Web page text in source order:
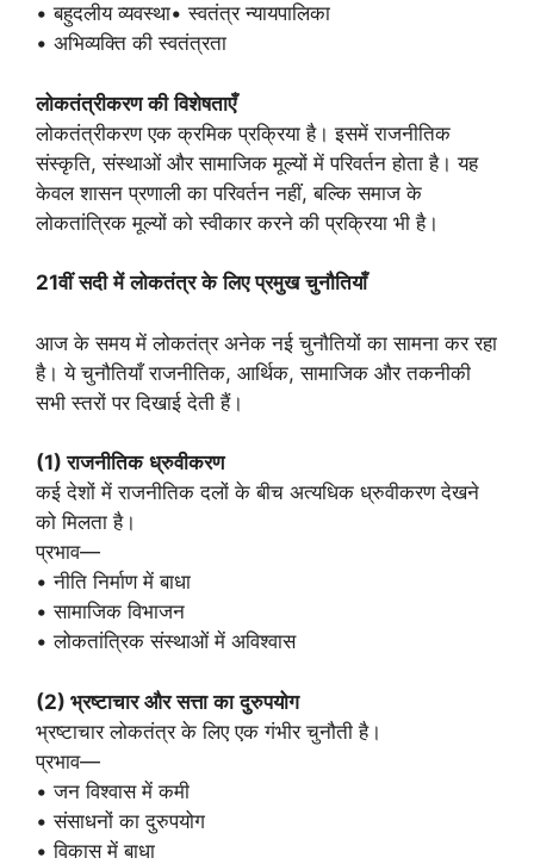
• बहुदलीय व्यवस्था• स्वतंत्र न्यायपालिका
• अभिव्यक्ति की स्वतंत्रता
लोकतंत्रीकरण की विशेषताएँ
लोकतंत्रीकरण एक क्रमिक प्रक्रिया है। इसमें राजनीतिक
संस्कृति, संस्थाओं और सामाजिक मूल्यों में परिवर्तन होता है। यह
केवल शासन प्रणाली का परिवर्तन नहीं, बल्कि समाज के
लोकतांत्रिक मूल्यों को स्वीकार करने की प्रक्रिया भी है।
21वीं सदी में लोकतंत्र के लिए प्रमुख चुनौतियाँ
आज के समय में लोकतंत्र अनेक नई चुनौतियों का सामना कर रहा
है। ये चुनौतियाँ राजनीतिक, आर्थिक, सामाजिक और तकनीकी
सभी स्तरों पर दिखाई देती हैं।
(1)राजनीतिक ध्रुवीकरण
कई देशों में राजनीतिक दलों के बीच अत्यधिक ध्रुवीकरण देखने
को मिलता है।
प्रभाव—
• नीति निर्माण में बाधा
• सामाजिक विभाजन
• लोकतांत्रिक संस्थाओं में अविश्वास
(2) भ्रष्टाचार और सत्ता का दुरुपयोग
भ्रष्टाचार लोकतंत्र के लिए एक गंभीर चुनौती है।
प्रभाव—
• जन विश्वास में कमी
• संसाधनों का दुरुपयोग
• विकास में बाधा